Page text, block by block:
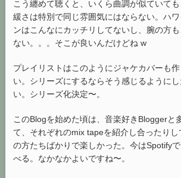
こう纏めて聴くと、いくら曲調が似ていて
緩さは特別で同じ雰囲気にはならない。ハ
ンはこんなにカッチリしてないし、腕の方
ない。。。そこが良いんだけどね w
プレイリストはこのようにジャケカバーも
い。シリーズにするならそう感じるように
い。シリーズ化決定〜。
このBlogを始めた頃は、音楽好きBloggerと
て、それぞれのmix tapeを紹介し合ったり
の方たちばかりで楽しかった。今はSpotify
べる。なかなかよいですね〜。